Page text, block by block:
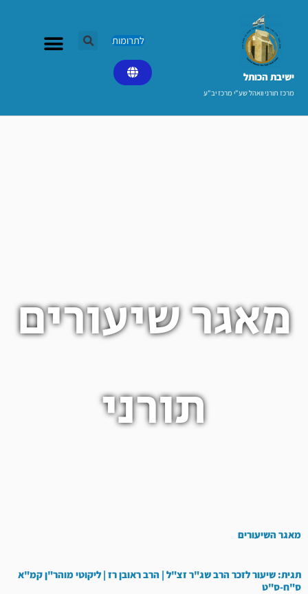
ישיבת הכותל​
מרכז תורני וואהל שע"י מרכז יב"ע
לתרומות
מאגר שיעורים
תורני
מאגר השיעורים
תגית: שיעור לזכר הרב שג"ר זצ"ל | הרב ראובן רז | ליקוטי מוהר"ן קמ"א
ס"ח-ס"ט